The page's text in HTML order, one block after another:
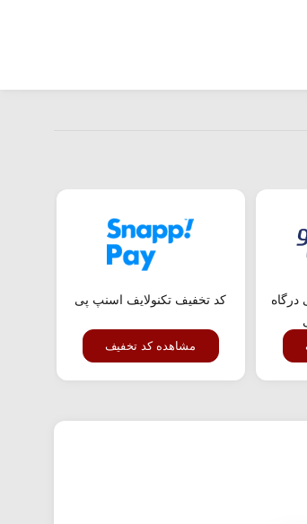
کد تخفیف تکنولایف اسنپ پی
مشاهده کد تخفیف